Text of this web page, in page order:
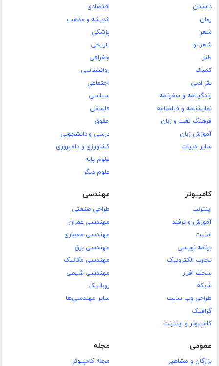
داستان
رمان
شعر
شعر نو
طنز
کمیک
نثر ادبی
زندگینامه و سفرنامه
نمایشنامه و فیلمنامه
فرهنگ لغت و زبان
آموزش زبان
سایر ادبیات
اقتصادی
اندیشه و مذهب
پزشکی
تاریخی
جغرافی
روانشناسی
اجتماعی
سیاسی
فلسفی
حقوق
درسی و دانشجویی
کشاورزی و دامپروری
علوم پایه
علوم دیگر
کامپیوتر
اینترنت
آموزش و ترفند
امنیت
برنامه نویسی
تجارت الکترونیک
سخت افزار
شبکه
طراحی وب سایت
گرافیک
کامپیوتر و اینترنت
مهندسی
طراحی صنعتی
مهندسی عمران
مهندسی معماری
مهندسی برق
مهندسی مکانیک
مهندسی شیمی
روباتیک
سایر مهندسی‌ها
عمومی
بزرگان و مشاهیر
مجله
مجله کامپیوتر